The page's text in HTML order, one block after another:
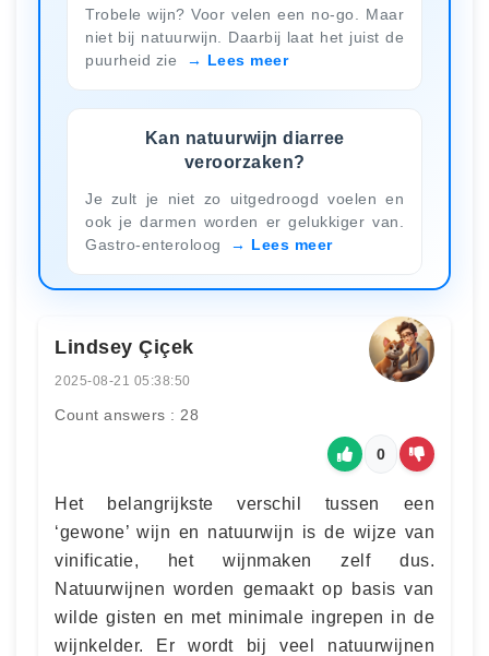
Trobele wijn? Voor velen een no-go. Maar
niet bij natuurwijn. Daarbij laat het juist de
puurheid zie
Lees meer
Kan natuurwijn diarree
veroorzaken?
Je zult je niet zo uitgedroogd voelen en
ook je darmen worden er gelukkiger van.
Gastro-enteroloog
Lees meer
Lindsey Çiçek
2025-08-21 05:38:50
Count answers : 28
0
Het belangrijkste verschil tussen een
‘gewone’ wijn en natuurwijn is de wijze van
vinificatie, het wijnmaken zelf dus.
Natuurwijnen worden gemaakt op basis van
wilde gisten en met minimale ingrepen in de
wijnkelder. Er wordt bij veel natuurwijnen